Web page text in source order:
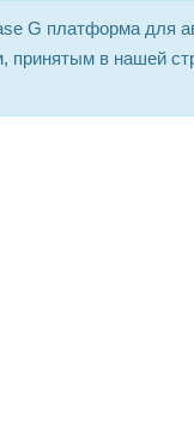
G платформа для
принятым в нашей